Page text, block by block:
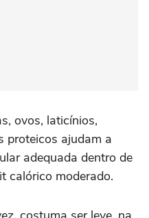
ovos, laticínios,
proteicos ajudam a
adequada dentro de
calórico moderado.